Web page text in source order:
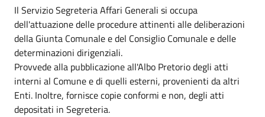
Il Servizio Segreteria Affari Generali si occupa
dell'attuazione delle procedure attinenti alle deliberazioni
della Giunta Comunale e del Consiglio Comunale e delle
determinazioni dirigenziali.
Provvede alla pubblicazione all'Albo Pretorio degli atti
interni al Comune e di quelli esterni, provenienti da altri
Enti. Inoltre, fornisce copie conformi e non, degli atti
depositati in Segreteria.